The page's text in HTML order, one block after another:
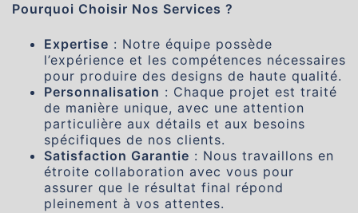
Pourquoi Choisir Nos Services ?
Expertise : Notre équipe possède
l’expérience et les compétences nécessaires
pour produire des designs de haute qualité.
Personnalisation : Chaque projet est traité
de manière unique, avec une attention
particulière aux détails et aux besoins
spécifiques de nos clients.
Satisfaction Garantie : Nous travaillons en
étroite collaboration avec vous pour
assurer que le résultat final répond
pleinement à vos attentes.